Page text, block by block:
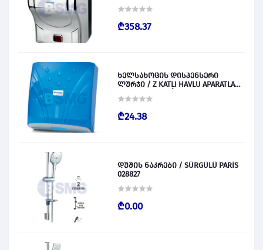
028830
₾358.37
ხელსახოცის დისპენსერი
ლურჯი / Z KATLI HAVLU APARATLARI
₾24.38
დუშის ნაკრები / SÜRGÜLÜ PARİS
028827
₾0.00